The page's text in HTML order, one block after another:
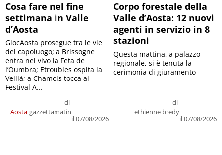
Cosa fare nel fine
settimana in Valle
d’Aosta
Aosta
di
gazzettamatin
il 07/08/2026
GiocAosta prosegue tra le vie
del capoluogo; a Brissogne
entra nel vivo la Feta de
l’Oumbra; Etroubles ospita la
Veillà; a Chamois tocca al
Festival A...
Corpo forestale della
Valle d’Aosta: 12 nuovi
agenti in servizio in 8
stazioni
di
ethienne bredy
il 07/08/2026
Questa mattina, a palazzo
regionale, si è tenuta la
cerimonia di giuramento